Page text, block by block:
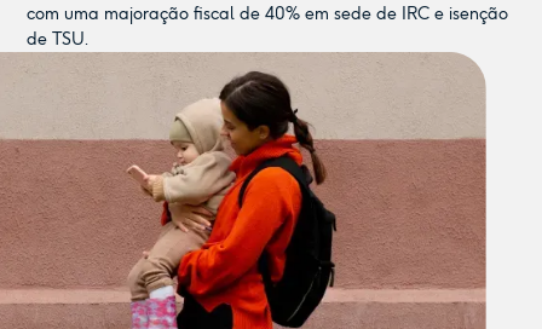
com uma majoração fiscal de 40% em sede de IRC e isenção
de TSU.